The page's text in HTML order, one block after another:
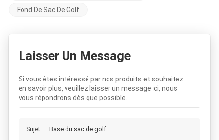
Fond De Sac De Golf
Laisser Un Message
Si vous êtes intéressé par nos produits et souhaitez
en savoir plus, veuillez laisser un message ici, nous
vous répondrons dès que possible.
Sujet : Base du sac de golf